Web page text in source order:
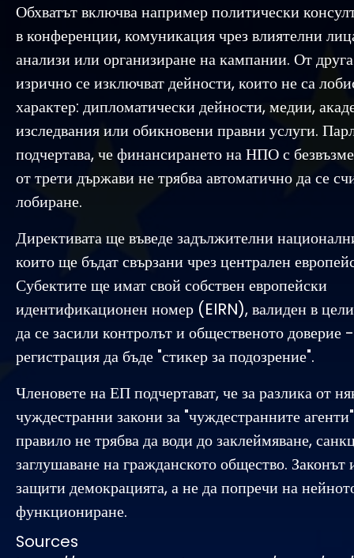
Обхватът включва например политически
в конференции, комуникация чрез влиятелни
анализи или организиране на кампании. От
изрично се изключват дейности, които не са
характер: дипломатически дейности, медии,
изследвания или обикновени правни услуги.
подчертава, че финансирането на НПО с
от трети държави не трябва автоматично да се
лобиране.
Директивата ще въведе задължителни
които ще бъдат свързани чрез централен
Субектите ще имат свой собствен европейски
идентификационен номер (EIRN), валиден в
да се засили контролът и общественото доверие
регистрация да бъде "стикер за подозрение".
Членовете на ЕП подчертават, че за разлика от
чуждестранни закони за "чуждестранните
правило не трябва да води до заклеймяване,
заглушаване на гражданското общество. Законът
защити демокрацията, а не да попречи на
функциониране.
Sources